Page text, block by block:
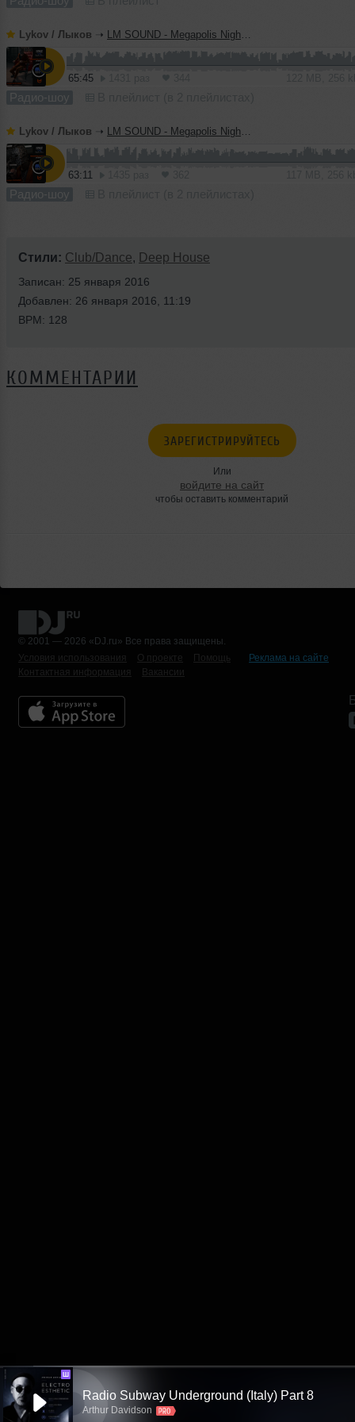
Lykov / Лыков ➝ LM SOUND - Megapolis Night 07.07.2026
65:45
Радио-шоу
Lykov / Лыков ➝ LM SOUND - Megapolis Night 30.06.2026
63:11
Радио-шоу
Стили: Club/Dance, Deep House
Записан: 25 января 2016
Добавлен: 26 января 2016, 11:19
BPM: 128
КОММЕНТАРИИ
ЗАРЕГИСТРИРУЙТЕСЬ
Или
войдите на сайт
чтобы оставить комментарий
© 2001 — 2026 «DJ.ru» Все права защищены.
Условия использования
О проекте Помощь
Реклама на сайте
Контактная информация
Вакансии
Ш
Radio Subway Underground (Italy) Part 8
Arthur Davidson